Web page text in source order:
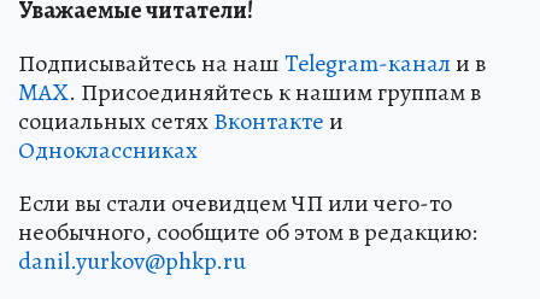
Уважаемые читатели!
Подписывайтесь на нашTelegram-канали в
MAX. Присоединяйтесь к нашим группам в
социальных сетяхВконтактеи
Одноклассниках
Если вы стали очевидцем ЧП или чего-то
необычного, сообщите об этом в редакцию:
danil.yurkov@phkp.ru